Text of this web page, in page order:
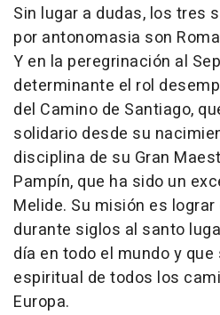
Sin lugar a dudas, los tres
por antonomasia son
Y en la peregrinación al
determinante el rol
del Camino de Santiago,
solidario desde su
disciplina de su Gran
Pampín, que ha sido un
Melide. Su misión es
durante siglos al santo
día en todo el mundo y
espiritual de todos los
Europa.